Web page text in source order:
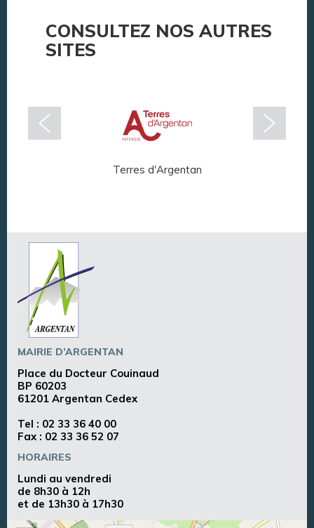
CONSULTEZ NOS AUTRES
SITES
Terres d'Argentan
MAIRIE D’ARGENTAN
Place du Docteur Couinaud
BP 60203
61201 Argentan Cedex
Tel : 02 33 36 40 00
Fax : 02 33 36 52 07
HORAIRES
Lundi au vendredi
de 8h30 à 12h
et de 13h30 à 17h30